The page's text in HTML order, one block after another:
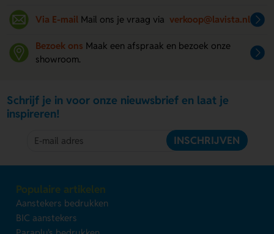
Via E-mail Mail ons je vraag via verkoop@lavista.nl
Bezoek ons Maak een afspraak en bezoek onze
showroom.
Schrijf je in voor onze nieuwsbrief en laat je
inspireren!
INSCHRIJVEN
Populaire artikelen
Aanstekers bedrukken
BIC aanstekers